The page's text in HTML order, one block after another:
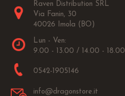
Raven Distribution SRL
Via Fanin, 30
40026 Imola (BO)
Lun - Ven:
9.00 - 13.00 / 14.00 - 18.00
0542-1905146
info@dragonstore.it